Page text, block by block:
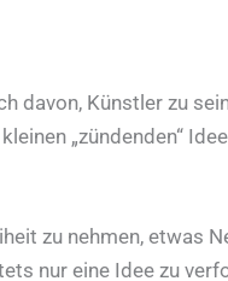
davon, Künstler zu
„zündenden“
zu nehmen, etwas
nur eine Idee zu